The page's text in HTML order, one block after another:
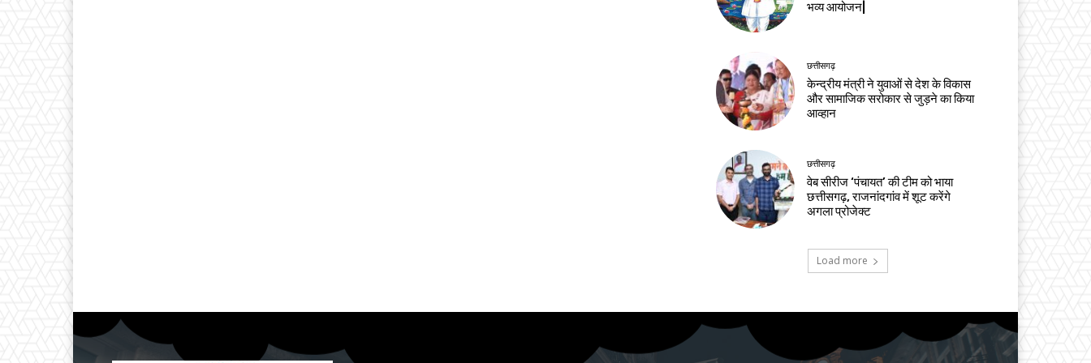
भव्य आयोजन|
छत्तीसगढ़
केन्द्रीय मंत्री ने युवाओं से देश के विकास
और सामाजिक सरोकार से जुड़ने का किया
आव्हान
छत्तीसगढ़
वेब सीरीज ‘पंचायत’ की टीम को भाया
छत्तीसगढ़, राजनांदगांव में शूट करेंगे
अगला प्रोजेक्ट
Load more